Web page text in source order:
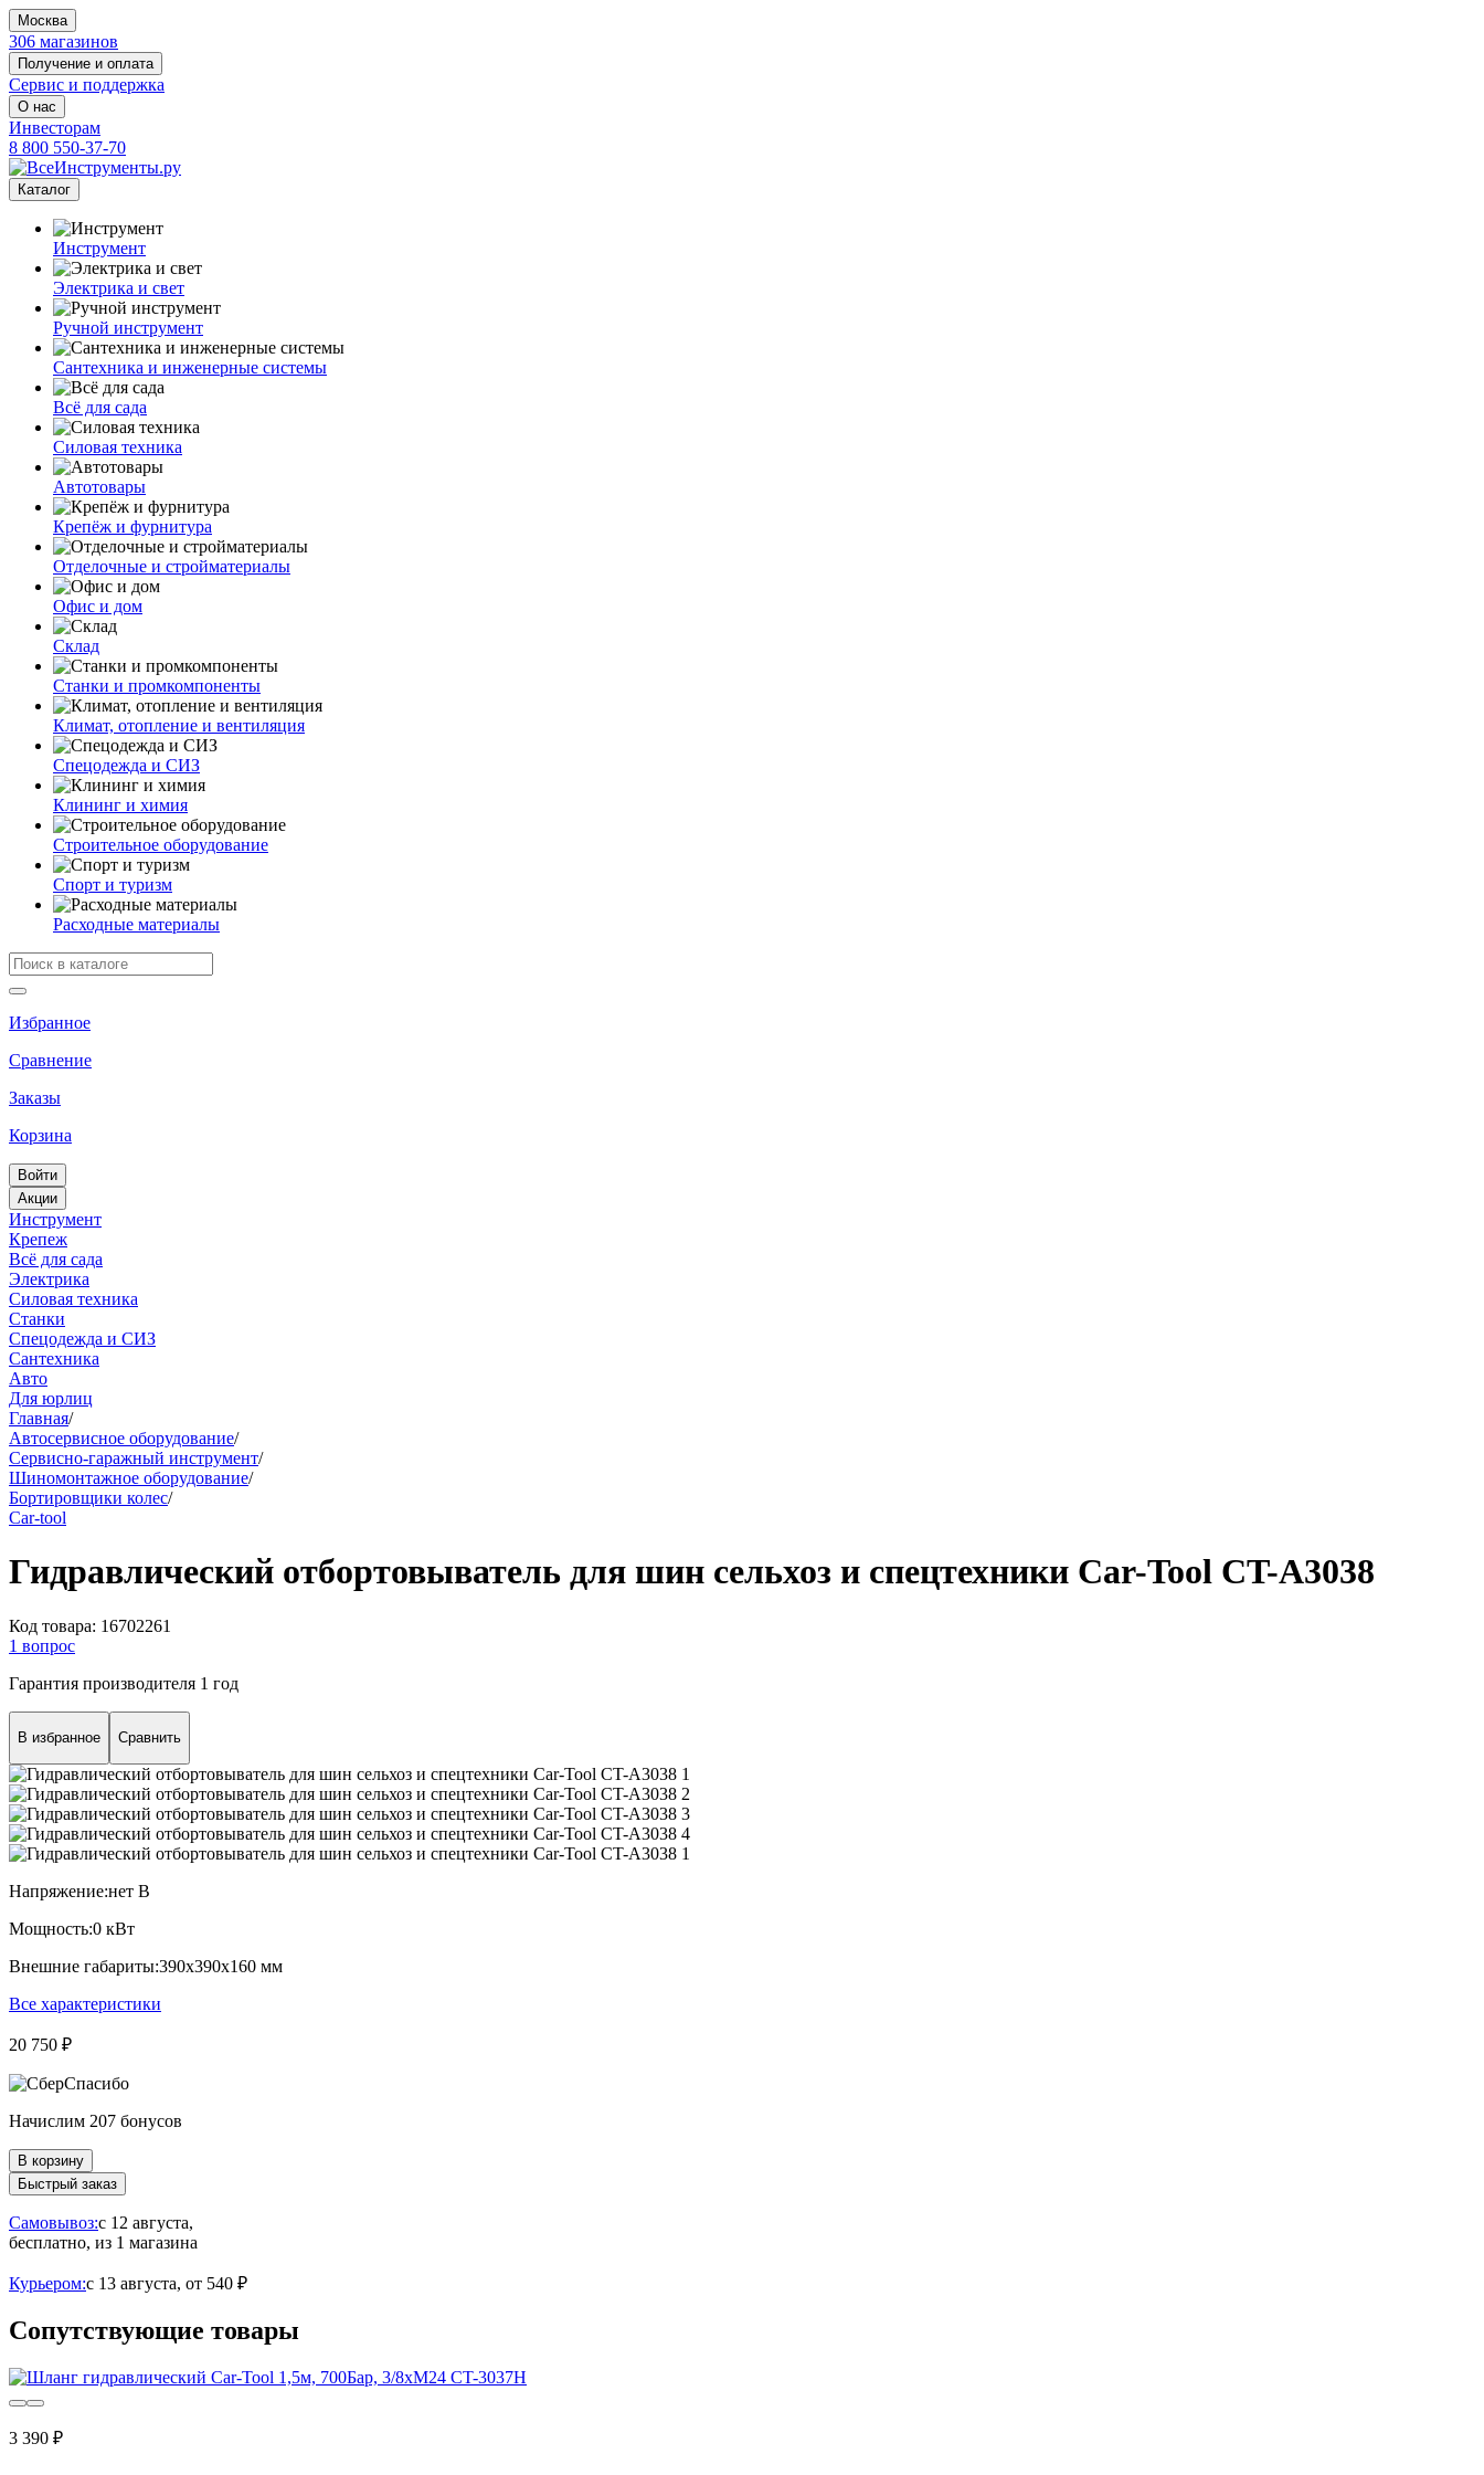
Москва
306 магазинов
Получение и оплата
Сервис и поддержка
О нас
Инвесторам
8 800 550-37-70
Каталог
Инструмент
Электрика и свет
Ручной инструмент
Сантехника и инженерные системы
Всё для сада
Силовая техника
Автотовары
Крепёж и фурнитура
Отделочные и стройматериалы
Офис и дом
Склад
Станки и промкомпоненты
Климат, отопление и вентиляция
Спецодежда и СИЗ
Клининг и химия
Строительное оборудование
Спорт и туризм
Расходные материалы
Избранное
Сравнение
Заказы
Корзина
Войти
Акции
Инструмент
Крепеж
Всё для сада
Электрика
Силовая техника
Станки
Спецодежда и СИЗ
Сантехника
Авто
Для юрлиц
Главная/
Автосервисное оборудование/
Сервисно-гаражный инструмент/
Шиномонтажное оборудование/
Бортировщики колес/
Car-tool
Гидравлический отбортовыватель для шин сельхоз и спецтехники Car-Tool CT-A3038
Код товара: 16702261
1 вопрос
Гарантия производителя 1 год
В избранное Сравнить
Напряжение:нет В
Мощность:0 кВт
Внешние габариты:390x390x160 мм
Все характеристики
20 750 ₽
Начислим 207 бонусов
В корзину
Быстрый заказ
Самовывоз:c 12 августа,
бесплатно, из 1 магазина
Курьером:c 13 августа, от 540 ₽
Сопутствующие товары
3 390 ₽